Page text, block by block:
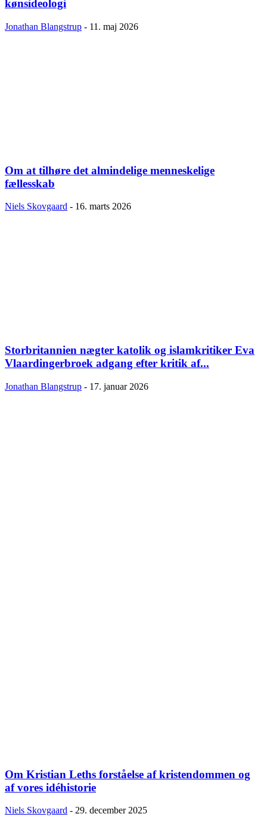
kønsideologi
Jonathan Blangstrup - 11. maj 2026
Om at tilhøre det almindelige menneskelige
fællesskab
Niels Skovgaard - 16. marts 2026
Storbritannien nægter katolik og islamkritiker Eva
Vlaardingerbroek adgang efter kritik af...
Jonathan Blangstrup - 17. januar 2026
Om Kristian Leths forståelse af kristendommen og
af vores idéhistorie
Niels Skovgaard - 29. december 2025